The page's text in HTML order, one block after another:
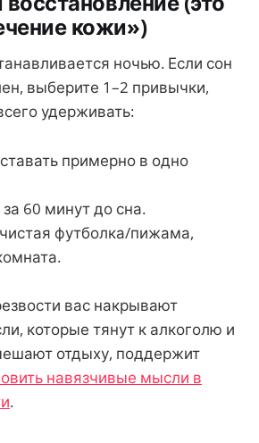
кожи»)
ночью. Если сон
выберите 1–2 привычки,
удерживать:
примерно в одно
60 минут до сна.
футболка/пижама,
вас накрывают
которые тянут к алкоголю и
отдыху, поддержит
навязчивые мысли в
.